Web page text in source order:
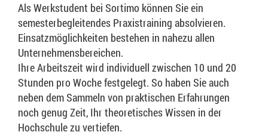
Als Werkstudent bei Sortimo können Sie ein
semesterbegleitendes Praxistraining absolvieren.
Einsatzmöglichkeiten bestehen in nahezu allen
Unternehmensbereichen.
Ihre Arbeitszeit wird individuell zwischen 10 und 20
Stunden pro Woche festgelegt. So haben Sie auch
neben dem Sammeln von praktischen Erfahrungen
noch genug Zeit, Ihr theoretisches Wissen in der
Hochschule zu vertiefen.